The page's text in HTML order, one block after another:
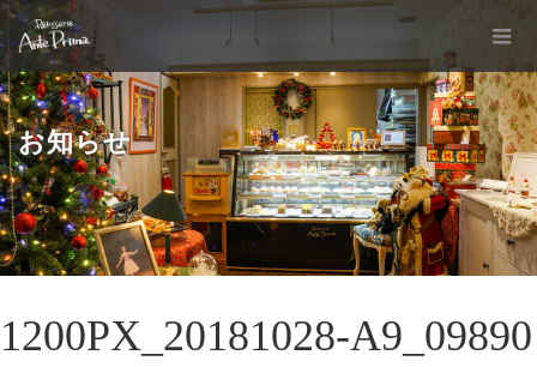
お知らせ
1200PX_20181028-A9_09890